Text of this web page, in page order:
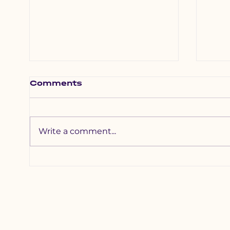
Comments
Write a comment...